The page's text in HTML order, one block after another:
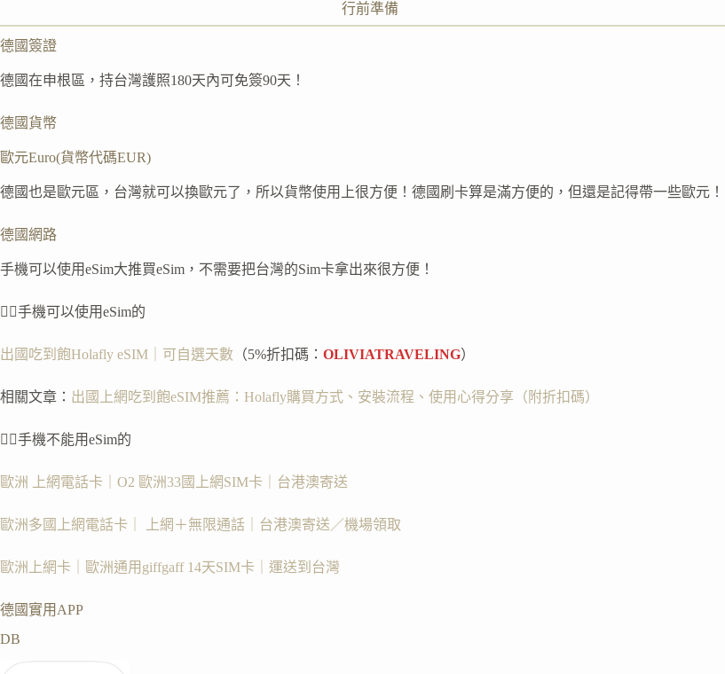
行前準備
德國簽證
德國在申根區，持台灣護照180天內可免簽90天！
德國貨幣
歐元Euro(貨幣代碼EUR)
德國也是歐元區，台灣就可以換歐元了，所以貨幣使用上很方便！德國刷卡算是滿方便的，但還是記得帶一些歐元！
德國網路
手機可以使用eSim大推買eSim，不需要把台灣的Sim卡拿出來很方便！
👉🏻手機可以使用eSim的
出國吃到飽Holafly eSIM｜可自選天數 （5%折扣碼： OLIVIATRAVELING）
相關文章： 出國上網吃到飽eSIM推薦：Holafly購買方式、安裝流程、使用心得分享（附折扣碼）
👉🏻手機不能用eSim的
歐洲 上網電話卡｜O2 歐洲33國上網SIM卡｜台港澳寄送
歐洲多國上網電話卡｜ 上網＋無限通話｜台港澳寄送／機場領取
歐洲上網卡｜歐洲通用giffgaff 14天SIM卡｜運送到台灣
德國實用APP
DB